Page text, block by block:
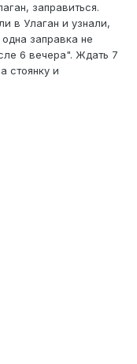
заправиться.
в Улаган и узнали,
заправка не
6 вечера". Ждать 7
стоянку и